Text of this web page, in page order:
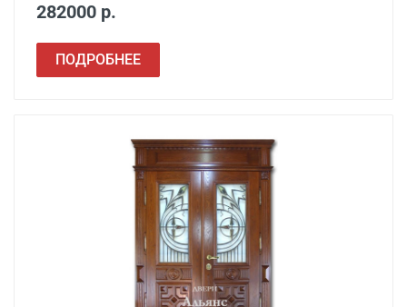
282000 р.
ПОДРОБНЕЕ